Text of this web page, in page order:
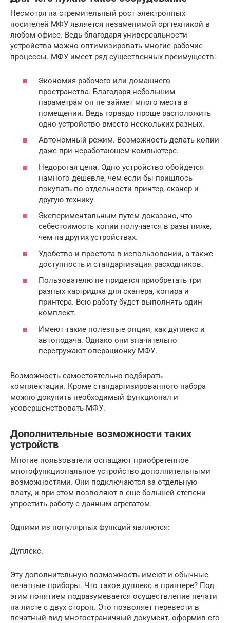
Несмотря на стремительный рост электронных
носителей МФУ является незаменимой оргтехникой в
любом офисе. Ведь благодаря универсальности
устройства можно оптимизировать многие рабочие
процессы. МФУ имеет ряд существенных преимуществ:
Экономия рабочего или домашнего
пространства. Благодаря небольшим
параметрам он не займет много места в
помещении. Ведь гораздо проще расположить
одно устройство вместо нескольких разных.
Автономный режим. Возможность делать копии
даже при неработающем компьютере.
Недорогая цена. Одно устройство обойдется
намного дешевле, чем если бы пришлось
покупать по отдельности принтер, сканер и
другую технику.
Экспериментальным путем доказано, что
себестоимость копии получается в разы ниже,
чем на других устройствах.
Удобство и простота в использовании, а также
доступность и стандартизация расходников.
Пользователю не придется приобретать три
разных картриджа для сканера, копира и
принтера. Всю работу будет выполнять один
комплект.
Имеют такие полезные опции, как дуплекс и
автоподача. Однако они значительно
перегружают операционку МФУ.
Возможность самостоятельно подбирать
комплектации. Кроме стандартизированного набора
можно докупить необходимый функционал и
усовершенствовать МФУ.
Дополнительные возможности таких
устройств
Многие пользователи оснащают приобретенное
многофункциональное устройство дополнительными
возможностями. Они подключаются за отдельную
плату, и при этом позволяют в еще большей степени
упростить работу с данным агрегатом.
Одними из популярных функций являются:
Дуплекс.
Эту дополнительную возможность имеют и обычные
печатные приборы. Что такое дуплекс в принтере? Под
этим понятием подразумевается осуществление печати
на листе с двух сторон. Это позволяет перевести в
печатный вид многостраничный документ, оформив его